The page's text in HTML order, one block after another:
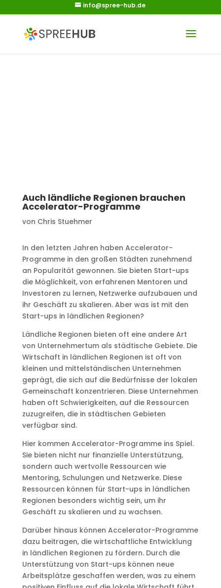
info@spree-hub.de
Auch ländliche Regionen brauchen
Accelerator-Programme
von Chris Stuehmer
In den letzten Jahren haben Accelerator-
Programme in den großen Städten zunehmend
an Popularität gewonnen. Sie bieten Start-ups
die Möglichkeit, von erfahrenen Mentoren und
Investoren zu lernen, Netzwerke aufzubauen und
ihr Geschäft zu skalieren. Aber was ist mit den
Start-ups in ländlichen Regionen?
Ländliche Regionen bieten oft eine andere Art
von Unternehmertum als städtische Gebiete. Die
Wirtschaft in ländlichen Regionen ist oft von
kleinen und mittelständischen Unternehmen
geprägt, die sich auf die Bedürfnisse der lokalen
Gemeinschaft konzentrieren. Diese Unternehmen
haben oft Schwierigkeiten, auf die Ressourcen
zuzugreifen, die in städtischen Gebieten
verfügbar sind.
Hier kommen Accelerator-Programme ins Spiel.
Sie bieten nicht nur finanzielle Unterstützung,
sondern auch wertvolle Ressourcen wie
Mentoring, Schulungen und Netzwerke. Diese
Ressourcen können für Start-ups in ländlichen
Regionen besonders wichtig sein, um ihr
Geschäft zu skalieren und zu wachsen.
Darüber hinaus können Accelerator-Programme
dazu beitragen, die wirtschaftliche Entwicklung
in ländlichen Regionen zu fördern. Durch die
Unterstützung von Start-ups können neue
Arbeitsplätze geschaffen werden, was zu einem